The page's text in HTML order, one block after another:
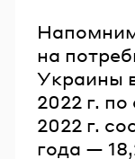
на
Украины
2022 г.
2022 г.
года —